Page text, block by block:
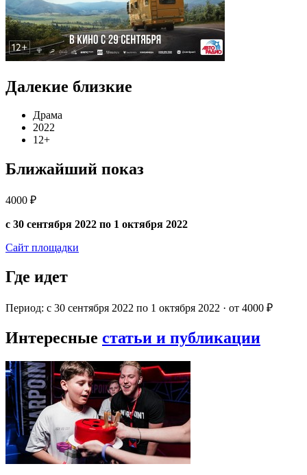
Далекие близкие
Драма
2022
12+
Ближайший показ
4000 ₽
с 30 сентября 2022 по 1 октября 2022
Сайт площадки
Где идет
Период: с 30 сентября 2022 по 1 октября 2022 · от 4000 ₽
Интересные статьи и публикации